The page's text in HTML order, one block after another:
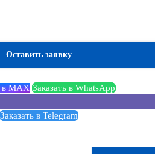
Оставить заявку
в MAX Заказать в WhatsApp
Заказать в Telegram